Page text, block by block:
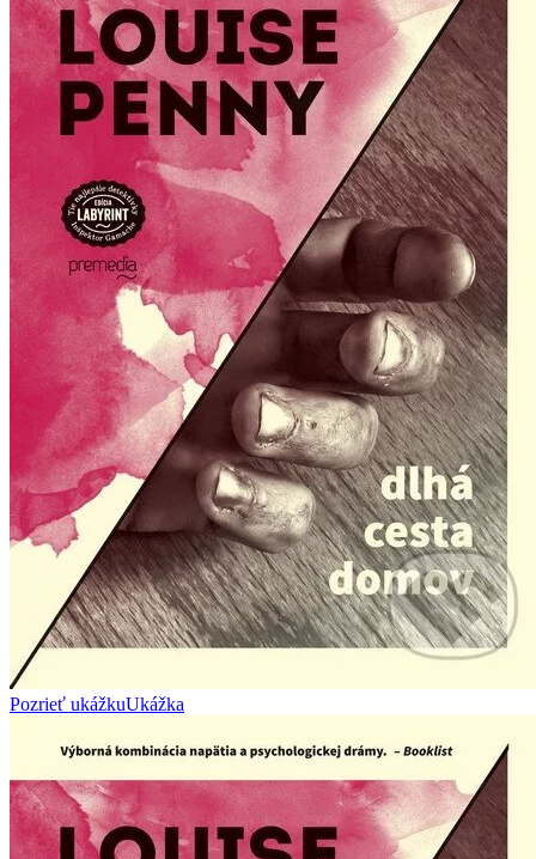
Pozrieť ukážkuUkážka